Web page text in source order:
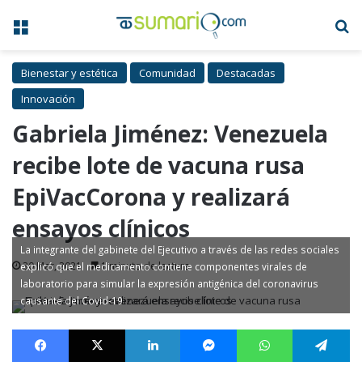
Menú
Bienestar y estética Comunidad
Destacadas
Innovación
Gabriela Jiménez: Venezuela
recibe lote de vacuna rusa
EpiVacCorona y realizará
ensayos clínicos
30 Mar, 2021 1 minuto de lectura
La integrante del gabinete del Ejecutivo a través de las redes sociales
explicó que el medicamento contiene componentes virales de
laboratorio para simular la expresión antigénica del coronavirus
causante del Covid-19
Facebook X LinkedIn MessengerWhatsApp